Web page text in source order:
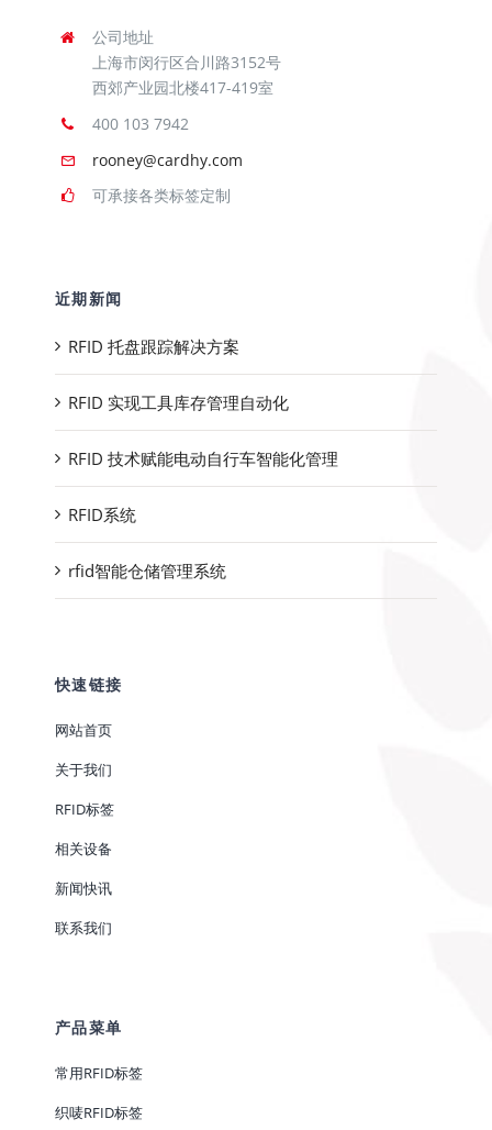
公司地址
上海市闵行区合川路3152号
西郊产业园北楼417-419室
400 103 7942
rooney@cardhy.com
可承接各类标签定制
近期新闻
RFID 托盘跟踪解决方案
RFID 实现工具库存管理自动化
RFID 技术赋能电动自行车智能化管理
RFID系统
rfid智能仓储管理系统
快速链接
网站首页
关于我们
RFID标签
相关设备
新闻快讯
联系我们
产品菜单
常用RFID标签
织唛RFID标签